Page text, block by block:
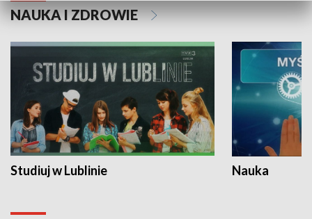
NAUKA I ZDROWIE
Studiuj w Lublinie Nauka